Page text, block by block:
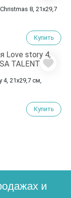
8, 21х29,7
Купить
21х29,7 см,
Купить
и